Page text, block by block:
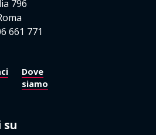
796
661 771
Dove
siamo
su